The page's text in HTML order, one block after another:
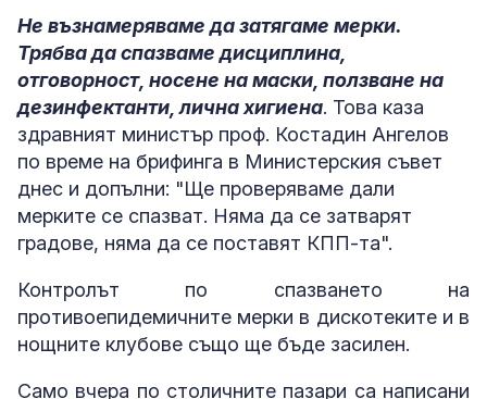
Не възнамеряваме да затягаме мерки.
Трябва да спазваме дисциплина,
отговорност, носене на маски, ползване на
дезинфектанти, лична хигиена. Това каза
здравният министър проф. Костадин Ангелов
по време на брифинга в Министерския съвет
днес и допълни: "Ще проверяваме дали
мерките се спазват. Няма да се затварят
градове, няма да се поставят КПП-та".
Контролът по спазването на
противоепидемичните мерки в дискотеките и в
нощните клубове също ще бъде засилен.
Само вчера по столичните пазари са написани